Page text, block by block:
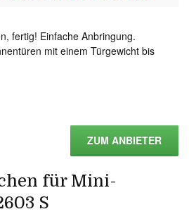
fertig! Einfache Anbringung.
mit einem Türgewicht bis
ZUM ANBIETER
für Mini-
S